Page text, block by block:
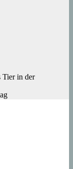
Tier in der